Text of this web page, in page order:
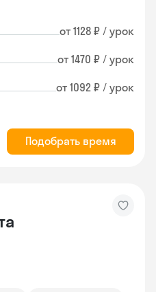
от 1128 ₽ / урок
от 1470 ₽ / урок
от 1092 ₽ / урок
Подобрать время